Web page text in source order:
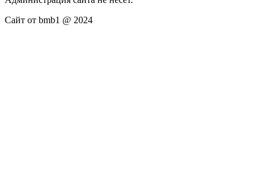
Сайт от bmb1 @ 2024